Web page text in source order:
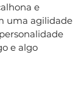
e
uma agilidade
e algo